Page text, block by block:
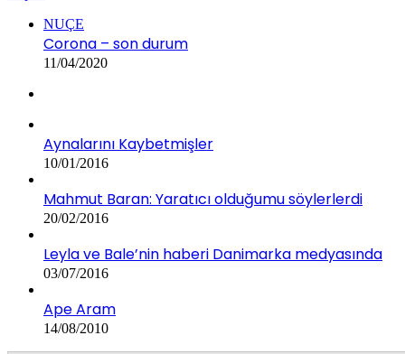
NUÇE
Corona – son durum
11/04/2020
Aynalarını Kaybetmişler
10/01/2016
Mahmut Baran: Yaratıcı olduğumu söylerlerdi
20/02/2016
Leyla ve Bale’nin haberi Danimarka medyasında
03/07/2016
Ape Aram
14/08/2010